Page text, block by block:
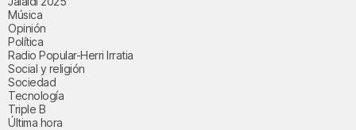
Música
Opinión
Política
Radio Popular-Herri Irratia
Social y religión
Sociedad
Tecnología
Triple B
Última hora